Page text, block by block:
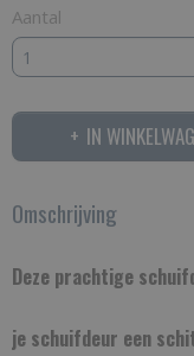
Aantal
IN
Omschrijving
Deze prachtige
je schuifdeur een